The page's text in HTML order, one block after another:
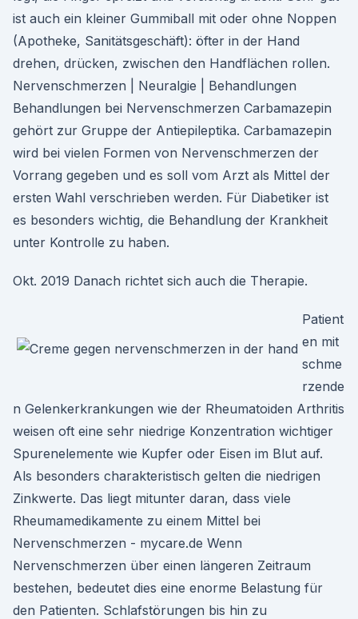
ist auch ein kleiner Gummiball mit oder ohne Noppen
(Apotheke, Sanitätsgeschäft): öfter in der Hand
drehen, drücken, zwischen den Handflächen rollen.
Nervenschmerzen | Neuralgie | Behandlungen
Behandlungen bei Nervenschmerzen Carbamazepin
gehört zur Gruppe der Antiepileptika. Carbamazepin
wird bei vielen Formen von Nervenschmerzen der
Vorrang gegeben und es soll vom Arzt als Mittel der
ersten Wahl verschrieben werden. Für Diabetiker ist
es besonders wichtig, die Behandlung der Krankheit
unter Kontrolle zu haben.
Okt. 2019 Danach richtet sich auch die Therapie.
Patient
en mit
schme
rzende
n Gelenkerkrankungen wie der Rheumatoiden Arthritis
weisen oft eine sehr niedrige Konzentration wichtiger
Spurenelemente wie Kupfer oder Eisen im Blut auf.
Als besonders charakteristisch gelten die niedrigen
Zinkwerte. Das liegt mitunter daran, dass viele
Rheumamedikamente zu einem Mittel bei
Nervenschmerzen - mycare.de Wenn
Nervenschmerzen über einen längeren Zeitraum
bestehen, bedeutet dies eine enorme Belastung für
den Patienten. Schlafstörungen bis hin zu